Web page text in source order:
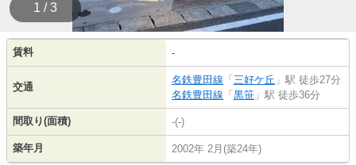
1 / 3
賃料 -
交通
名鉄豊田線 「 三好ケ丘 」駅 徒歩27分
名鉄豊田線 「 黒笹 」駅 徒歩36分
間取り(面積) -(-)
築年月 2002年 2月(築24年)